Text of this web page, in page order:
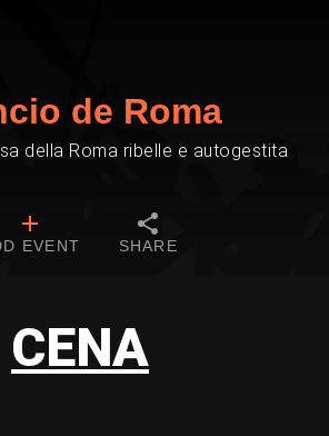
de Roma
della Roma ribelle e autogestita
EVENT SHARE
CENA